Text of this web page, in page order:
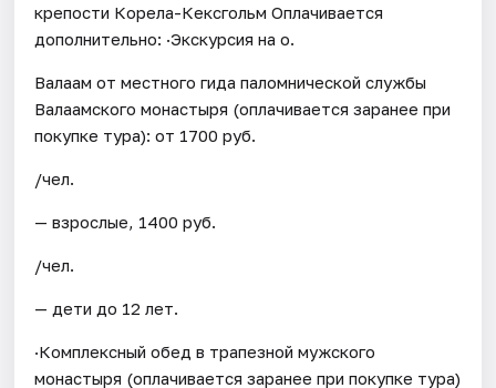
крепости Корела-Кексгольм Оплачивается
дополнительно: ·Экскурсия на о.
Валаам от местного гида паломнической службы
Валаамского монастыря (оплачивается заранее при
покупке тура): от 1700 руб.
/чел.
— взрослые, 1400 руб.
/чел.
— дети до 12 лет.
·Комплексный обед в трапезной мужского
монастыря (оплачивается заранее при покупке тура)